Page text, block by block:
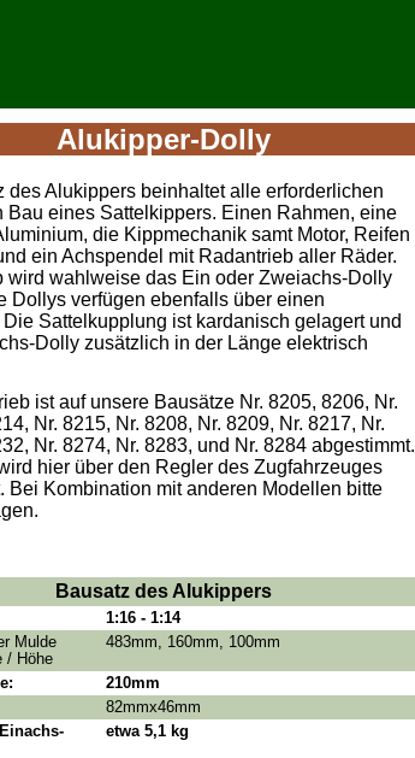
Alukipper-Dolly
des Alukippers beinhaltet alle erforderlichen
Bau eines Sattelkippers. Einen Rahmen, eine
die Kippmechanik samt Motor, Reifen
ein Achspendel mit Radantrieb aller Räder.
wird wahlweise das Ein oder Zweiachs-Dolly
Dollys verfügen ebenfalls über einen
Sattelkupplung ist kardanisch gelagert und
Dolly zusätzlich in der Länge elektrisch
ist auf unsere Bausätze Nr. 8205, 8206, Nr.
Nr. 8215, Nr. 8208, Nr. 8209, Nr. 8217, Nr.
Nr. 8274, Nr. 8283, und Nr. 8284 abgestimmt.
hier über den Regler des Zugfahrzeuges
Bei Kombination mit anderen Modellen bitte
Bausatz des Alukippers
1:16 - 1:14
Mulde
/ Höhe
483mm, 160mm, 100mm
210mm
82mmx46mm
etwa 5,1 kg